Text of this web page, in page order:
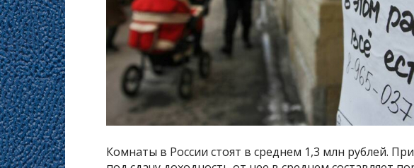
Комнаты в России стоят в среднем 1,3 млн рублей.